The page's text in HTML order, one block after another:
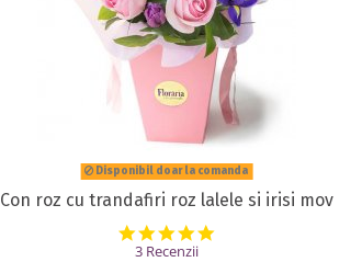
Disponibil doar la comanda
Con roz cu trandafiri roz lalele si irisi mov
5.0 star rating
3 Recenzii